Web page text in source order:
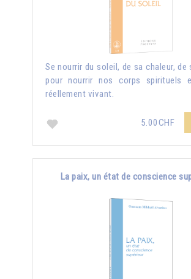
Se nourrir du soleil, de sa chaleur, de
pour nourrir nos corps spirituels
réellement vivant.
5.00CHF
La paix, un état de conscience